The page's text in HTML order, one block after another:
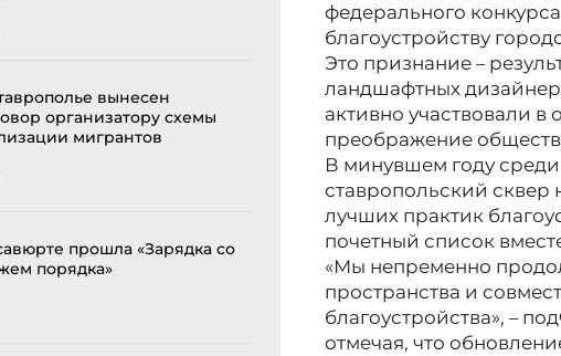
вынесен
организатору схемы
мигрантов
прошла «Зарядка со
порядка»
федерального
благоустройству
Это признание –
ландшафтных
активно участвовали
преображение
В минувшем году среди
ставропольский сквер
лучших практик
почетный список
«Мы непременно
пространства и
благоустройства», –
отмечая, что